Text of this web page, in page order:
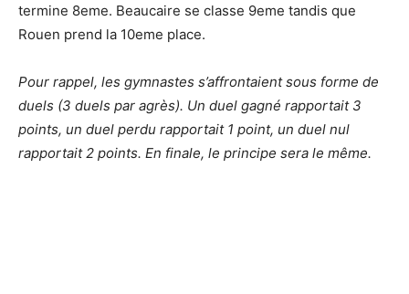
termine 8eme. Beaucaire se classe 9eme tandis que
Rouen prend la 10eme place.
Pour rappel, les gymnastes s’affrontaient sous forme de
duels (3 duels par agrès). Un duel gagné rapportait 3
points, un duel perdu rapportait 1 point, un duel nul
rapportait 2 points. En finale, le principe sera le même.